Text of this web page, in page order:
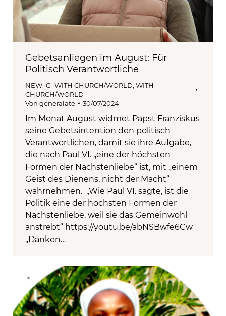
Gebetsanliegen im August: Für
Politisch Verantwortliche
NEW_G_WITH CHURCH/WORLD WITH
CHURCH/WORLD
Von generalate 30/07/2024
Im Monat August widmet Papst Franziskus
seine Gebetsintention den politisch
Verantwortlichen, damit sie ihre Aufgabe,
die nach Paul VI. „eine der höchsten
Formen der Nächstenliebe“ ist, mit „einem
Geist des Dienens, nicht der Macht“
wahrnehmen. „Wie Paul VI. sagte, ist die
Politik eine der höchsten Formen der
Nächstenliebe, weil sie das Gemeinwohl
anstrebt“ https://youtu.be/abNSBwfe6Cw
„Danken…